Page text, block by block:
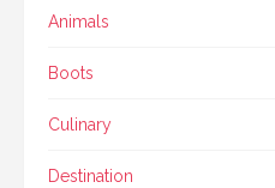
Animals
Boots
Culinary
Destination